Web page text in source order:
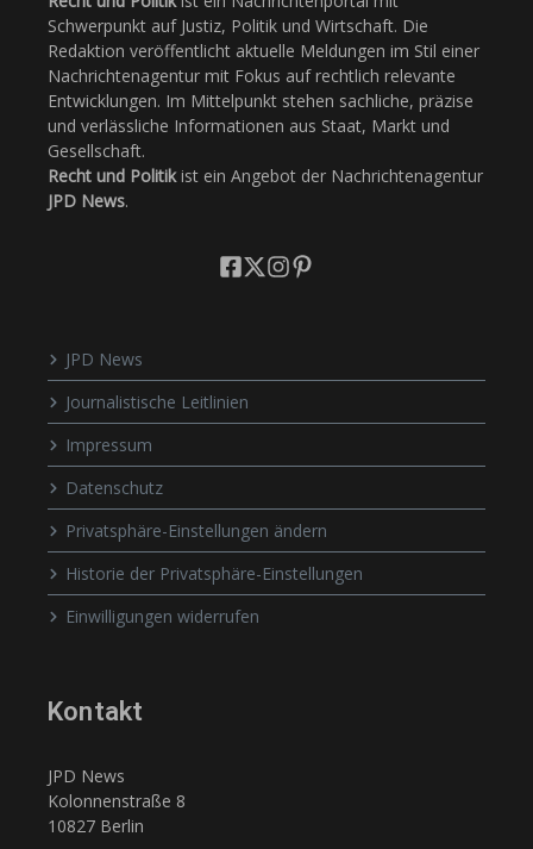
Schwerpunkt auf Justiz, Politik und Wirtschaft. Die
Redaktion veröffentlicht aktuelle Meldungen im Stil einer
Nachrichtenagentur mit Fokus auf rechtlich relevante
Entwicklungen. Im Mittelpunkt stehen sachliche, präzise
und verlässliche Informationen aus Staat, Markt und
Gesellschaft.
Recht und Politikist ein Angebot der Nachrichtenagentur
JPD News.
JPD News
Journalistische Leitlinien
Impressum
Datenschutz
Privatsphäre-Einstellungen ändern
Historie der Privatsphäre-Einstellungen
Einwilligungen widerrufen
Kontakt
JPD News
Kolonnenstraße 8
10827 Berlin